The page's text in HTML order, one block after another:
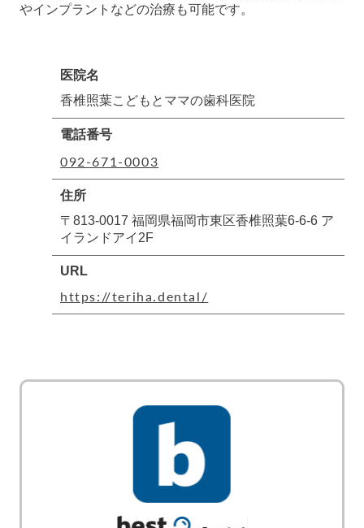
やインプラントなどの治療も可能です。
医院名
香椎照葉こどもとママの歯科医院
電話番号
092-671-0003
住所
〒813-0017 福岡県福岡市東区香椎照葉6-6-6 ア
イランドアイ2F
URL
https://teriha.dental/